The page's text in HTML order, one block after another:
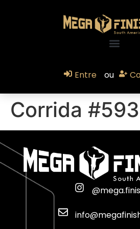
Entre ou
Corrida